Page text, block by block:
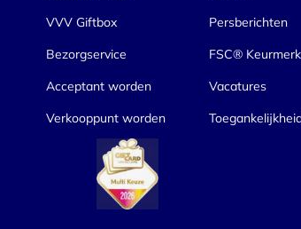
VVV Giftbox
Bezorgservice
Acceptant worden
Verkooppunt worden
Persberichten
FSC® Keurmerk
Vacatures